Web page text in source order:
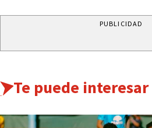
PUBLICIDAD
Te puede interesar